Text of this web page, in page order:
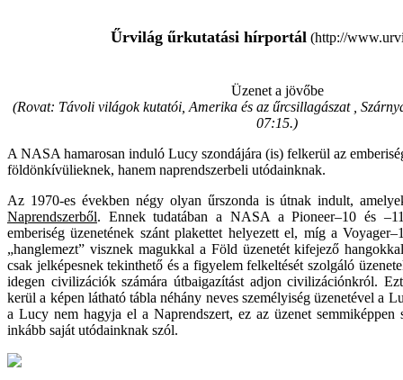
Űrvilág űrkutatási hírportál (http://
Üzenet a jövőbe
(Rovat: Távoli világok kutatói, Amerika és az űrcsillagászat ,
07:15.)
A NASA hamarosan induló Lucy szondájára (is) felkerül az
földönkívülieknek, hanem naprendszerbeli utódainknak.
Az 1970-es években négy olyan űrszonda is útnak indult,
Naprendszerből. Ennek tudatában a NASA a Pioneer–10 és
emberiség üzenetének szánt plakettet helyezett el, míg a
„hanglemezt” visznek magukkal a Föld üzenetét kifejező
csak jelképesnek tekinthető és a figyelem felkeltését szolgáló
idegen civilizációk számára útbaigazítást adjon civilizációnkról.
kerül a képen látható tábla néhány neves személyiség üzenetével a
a Lucy nem hagyja el a Naprendszert, ez az üzenet
inkább saját utódainknak szól.